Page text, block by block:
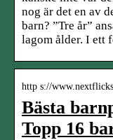
nog är det en av
barn? ”Tre år”
lagom ålder. I ett
http s://
Bästa
Topp 16